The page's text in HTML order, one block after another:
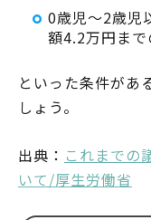
0歳児〜2歳児
額4.2万円ま
といった条件があ
しょう。
出典： これまでの
いて/厚生労働省